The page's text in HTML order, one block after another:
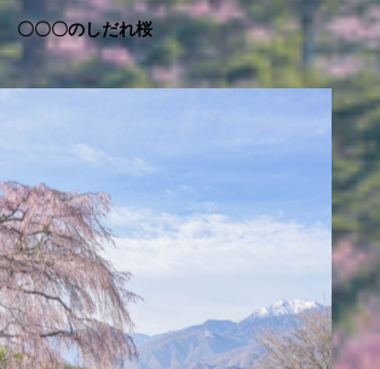
〇〇〇のしだれ桜